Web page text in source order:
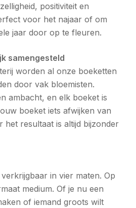
positiviteit en
voor het najaar of om
jaar door op te fleuren.
samengesteld
worden al onze boeketten
door vak bloemisten.
ambacht, en elk boeket is
boeket iets afwijken van
het resultaat is altijd bijzonder
in vier maten. Op
medium. Of je nu een
of iemand groots wilt